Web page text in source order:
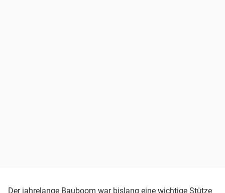
Der jahrelange Bauboom war bislang eine wichtige Stütze